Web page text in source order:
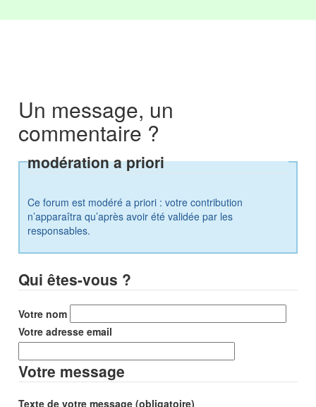
Un message, un
commentaire ?
modération a priori
Ce forum est modéré a priori : votre contribution
n’apparaîtra qu’après avoir été validée par les
responsables.
Qui êtes-vous ?
Votre nom
Votre adresse email
Votre message
Texte de votre message (obligatoire)